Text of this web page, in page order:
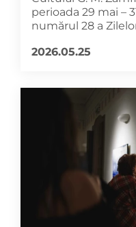
perioada 29 mai –
numărul 28 a
2026.05.25